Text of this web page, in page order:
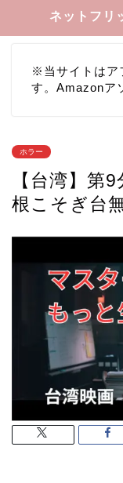
ネットフリ
※当サイトはア
す。Amazonア
ホラー
【台湾】第
根こそぎ台